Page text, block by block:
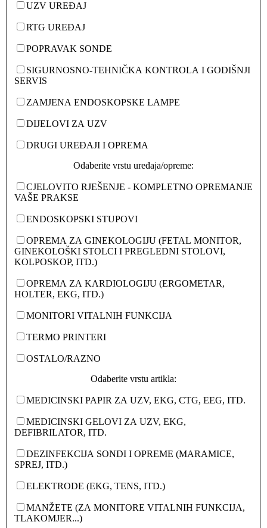
UZV UREĐAJ
RTG UREĐAJ
POPRAVAK SONDE
SIGURNOSNO-TEHNIČKA KONTROLA I GODIŠNJI
SERVIS
ZAMJENA ENDOSKOPSKE LAMPE
DIJELOVI ZA UZV
DRUGI UREĐAJI I OPREMA
Odaberite vrstu uređaja/opreme:
CJELOVITO RJEŠENJE - KOMPLETNO OPREMANJE
VAŠE PRAKSE
ENDOSKOPSKI STUPOVI
OPREMA ZA GINEKOLOGIJU (FETAL MONITOR,
GINEKOLOŠKI STOLCI I PREGLEDNI STOLOVI,
KOLPOSKOP, ITD.)
OPREMA ZA KARDIOLOGIJU (ERGOMETAR,
HOLTER, EKG, ITD.)
MONITORI VITALNIH FUNKCIJA
TERMO PRINTERI
OSTALO/RAZNO
Odaberite vrstu artikla:
MEDICINSKI PAPIR ZA UZV, EKG, CTG, EEG, ITD.
MEDICINSKI GELOVI ZA UZV, EKG,
DEFIBRILATOR, ITD.
DEZINFEKCIJA SONDI I OPREME (MARAMICE,
SPREJ, ITD.)
ELEKTRODE (EKG, TENS, ITD.)
MANŽETE (ZA MONITORE VITALNIH FUNKCIJA,
TLAKOMJER...)